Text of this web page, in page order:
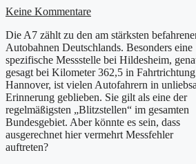
Keine Kommentare
Die A7 zählt zu den am stärksten
Autobahnen Deutschlands. Besonders eine
spezifische Messstelle bei Hildesheim,
gesagt bei Kilometer 362,5 in Fahrtrichtung
Hannover, ist vielen Autofahrern in
Erinnerung geblieben. Sie gilt als eine der
regelmäßigsten „Blitzstellen“ im gesamten
Bundesgebiet. Aber könnte es sein, dass
ausgerechnet hier vermehrt Messfehler
auftreten?